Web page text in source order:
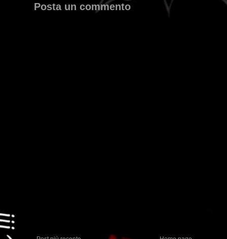
Posta un commento